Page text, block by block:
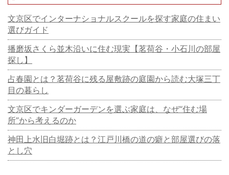
文京区でインターナショナルスクールを探す家庭の住まい
選びガイド
播磨坂さくら並木沿いに住む現実【茗荷谷・小石川の部屋
探し】
占春園とは？茗荷谷に残る屋敷跡の庭園から読む大塚三丁
目の暮らし
文京区でキンダーガーデンを選ぶ家庭は、なぜ“住む場
所”から考えるのか
神田上水旧白堀跡とは？江戸川橋の道の癖と部屋選びの落
とし穴